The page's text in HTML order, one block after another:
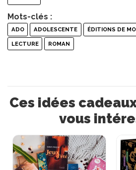
Mots-clés :
ADO ADOLESCENTE ÉDITIONS DE
LECTURE ROMAN
Ces idées
vous